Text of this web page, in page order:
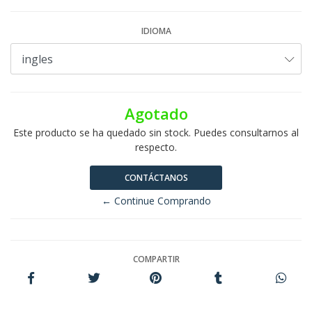
IDIOMA
Agotado
Este producto se ha quedado sin stock. Puedes consultarnos al
respecto.
CONTÁCTANOS
← Continue Comprando
COMPARTIR